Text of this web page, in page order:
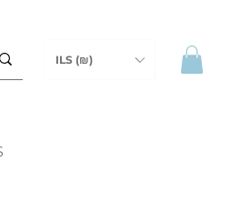
ILS (₪)